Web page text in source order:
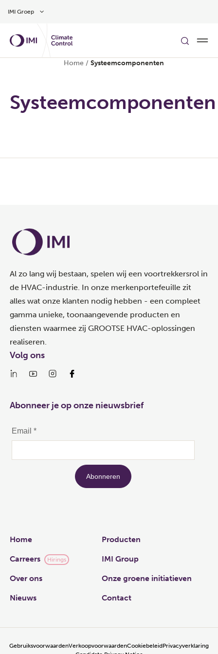
IMI Groep
Home / Systeemcomponenten
Systeemcomponenten
Al zo lang wij bestaan, spelen wij een voortrekkersrol in
de HVAC-industrie. In onze merkenportefeuille zit
alles wat onze klanten nodig hebben - een compleet
gamma unieke, toonaangevende producten en
diensten waarmee zij GROOTSE HVAC-oplossingen
realiseren.
Links
Home Producten
Carreers Hirings IMI Group
Over ons Onze groene initiatieven
Nieuws Contact
Volg ons
Abonneer je op onze nieuwsbrief
GebruiksvoorwaardenVerkoopvoorwaardenCookiebeleidPrivacyverklaring